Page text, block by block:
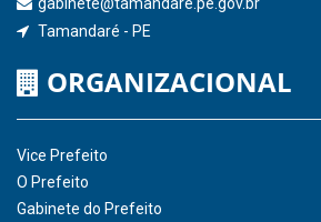
Receber Informações sobre novos
Hora:16:39/ Domingo ,09 de agosto de
2026
INSTITUCIONAL